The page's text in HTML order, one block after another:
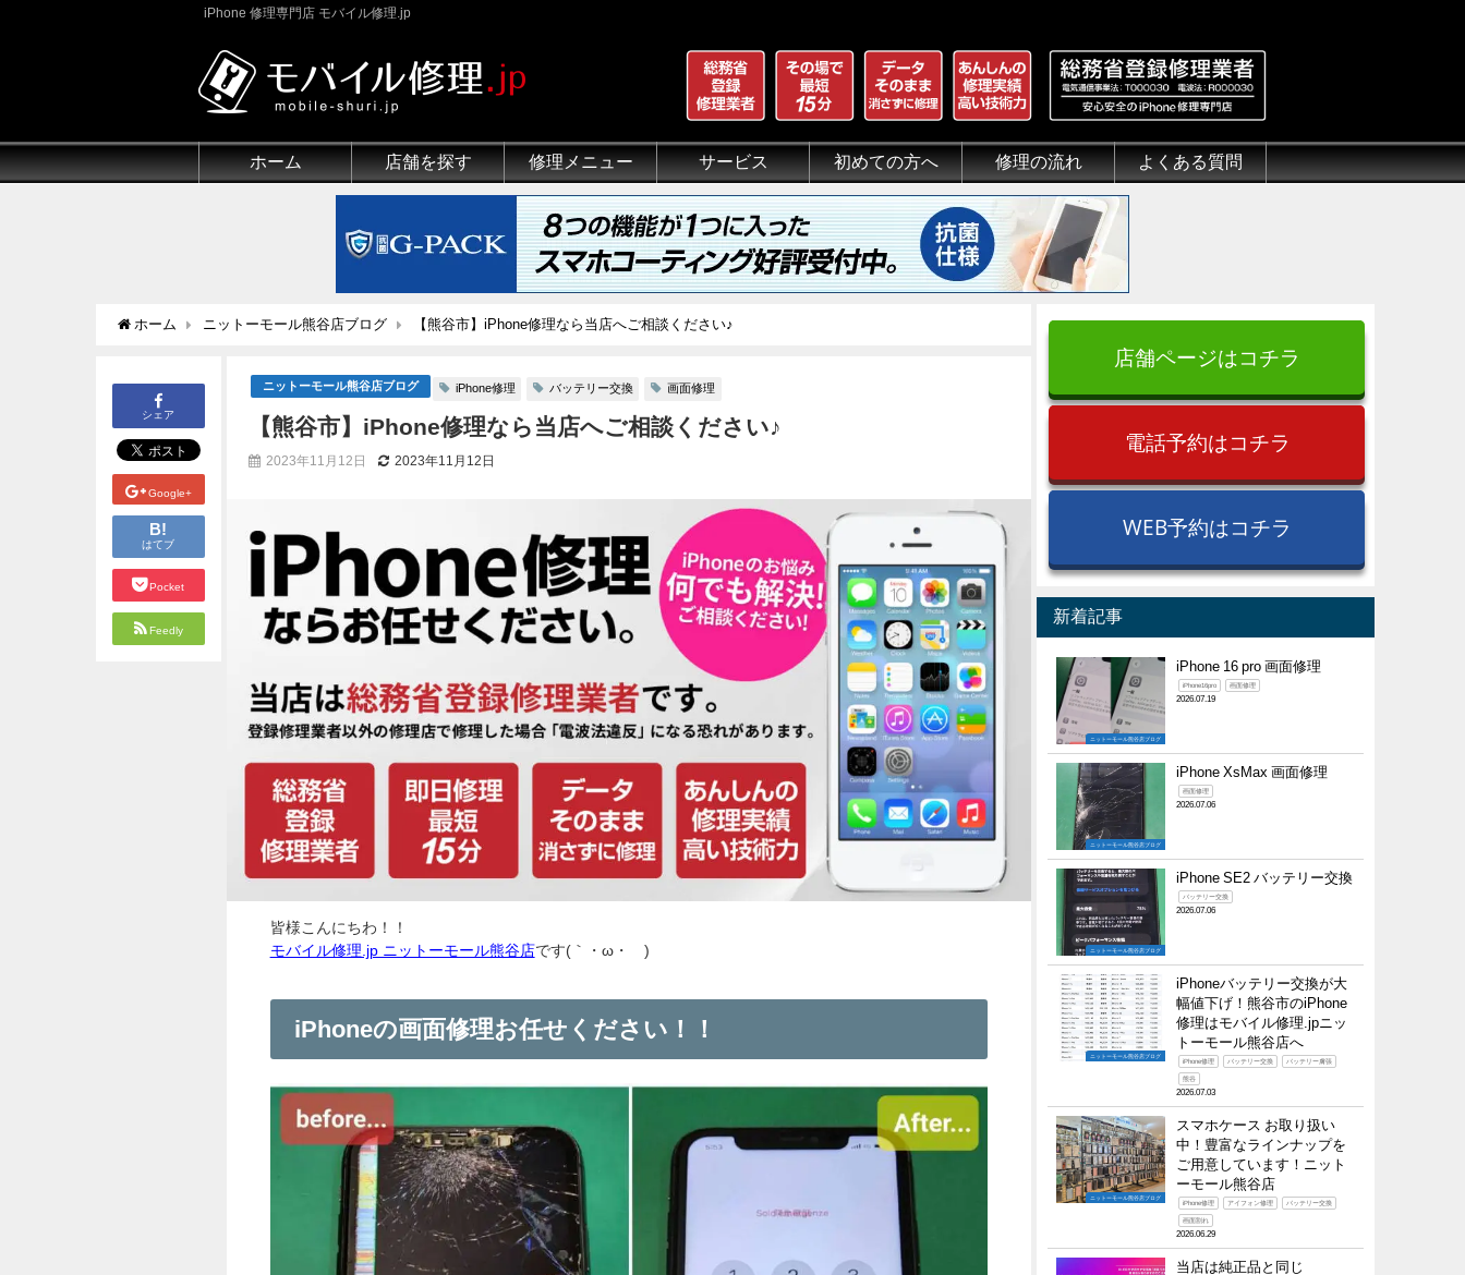
iPhone 修理専門店 モバイル修理.jp
ホーム 店舗を探す 修理メニュー
iPhone 画面割れ修理
iPhone 液晶修理
iPhoneバッテリー交換
iPhone 水没修理
iPhone ホームボタン修理
iPhone カメラ修理
iPhone スピーカー修理
iPhone 自己修理失敗
iPhone 水没・データ復旧
iPad修理メニュー
iPod修理メニュー
サービス
スマホコーティング G-PACK
iPhone買取
iFace
iRing
Qubii
出張修理（iWorker）
代行修理サービス（同業者様）
初めての方へ
当店の特徴
総務省登録修理業者
マンガでわかるモバイル修理.jp
クリーニング
グループ全体の部品の安全性
悪質な部品に注意
フロントパネルについて
有機ELパネル（OLED）について
バッテリーについて
修理の流れ
来店修理の流れ
郵送修理の流れ
出張修理の流れ
よくある質問
よくある質問（iPhone修理）
よくある質問（郵送修理）
よくある質問（出張修理）
よくある質問（G-PACK）
ホーム ニットーモール熊谷店ブログ 【熊谷市】iPhone修理なら当店へご相談ください♪
シェア
Google+
B!
はてブ
Pocket
Feedly
ニットーモール熊谷店ブログ iPhone修理 バッテリー交換 画面修理
【熊谷市】iPhone修理なら当店へご相談ください♪
2023年11月12日 2023年11月12日
皆様こんにちわ！！
モバイル修理.jp ニットーモール熊谷店です(｀・ω・´)
iPhoneの画面修理お任せください！！
店舗ページはコチラ
電話予約はコチラ
WEB予約はコチラ
新着記事
ニットーモール熊谷店ブログ
iPhone 16 pro 画面修理
iPhone16pro 画面修理
2026.07.19
ニットーモール熊谷店ブログ
iPhone XsMax 画面修理
画面修理
2026.07.06
ニットーモール熊谷店ブログ
iPhone SE2 バッテリー交換
バッテリー交換
2026.07.06
ニットーモール熊谷店ブログ
iPhoneバッテリー交換が大
幅値下げ！熊谷市のiPhone
修理はモバイル修理.jpニッ
トーモール熊谷店へ
iPhone修理 バッテリー交換 バッテリー膚張
熊谷
2026.07.03
ニットーモール熊谷店ブログ
スマホケース お取り扱い
中！豊富なラインナップを
ご用意しています！ニット
ーモール熊谷店
iPhone修理 アイフォン修理 バッテリー交換
画面割れ
2026.06.29
当店は純正品と同じ